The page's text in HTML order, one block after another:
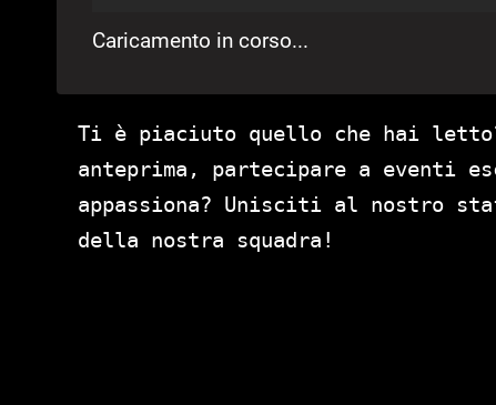
Caricamento in corso...
Ti è piaciuto quello che hai
anteprima, partecipare a eventi
appassiona? Unisciti al nostro
della nostra squadra!